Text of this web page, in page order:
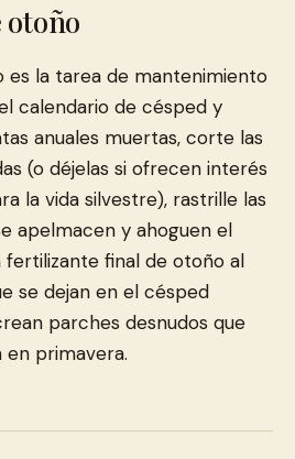
otoño
es la tarea de mantenimiento
calendario de césped y
anuales muertas, corte las
(o déjelas si ofrecen interés
la vida silvestre), rastrille las
apelmacen y ahoguen el
fertilizante final de otoño al
se dejan en el césped
parches desnudos que
primavera.